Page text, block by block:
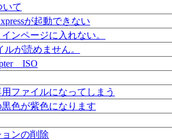
いて
が起動できない
ンページに入れない。
ルが読めません。
ISO
ファイルになってしまう
色が紫色になります
ンの削除